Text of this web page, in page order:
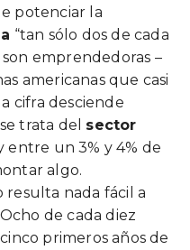
potenciar la
“tan sólo dos de cada
emprendedoras –
americanas que casi
cifra desciende
trata del sector
entre un 3% y 4% de
algo.
resulta nada fácil a
de cada diez
primeros años de